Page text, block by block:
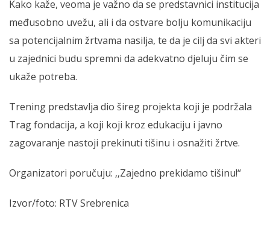
Kako kaže, veoma je važno da se predstavnici institucija
međusobno uvežu, ali i da ostvare bolju komunikaciju
sa potencijalnim žrtvama nasilja, te da je cilj da svi akteri
u zajednici budu spremni da adekvatno djeluju čim se
ukaže potreba.
Trening predstavlja dio šireg projekta koji je podržala
Trag fondacija, a koji koji kroz edukaciju i javno
zagovaranje nastoji prekinuti tišinu i osnažiti žrtve.
Organizatori poručuju: ‚‚Zajedno prekidamo tišinu!“
Izvor/foto: RTV Srebrenica